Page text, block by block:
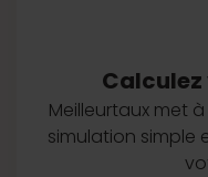
Calculez
Meilleurtaux met
simulation simple